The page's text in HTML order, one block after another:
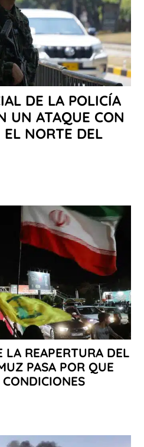
DE LA POLICÍA
UN ATAQUE CON
EL NORTE DEL
LA REAPERTURA DEL
PASA POR QUE